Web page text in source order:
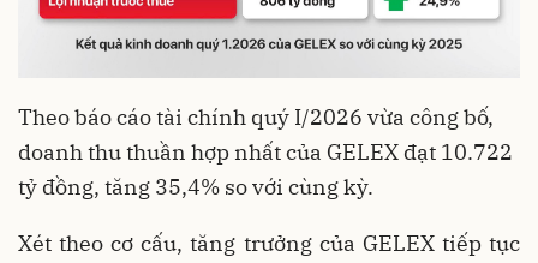
Theo báo cáo tài chính quý I/2026 vừa công bố,
doanh thu thuần hợp nhất của GELEX đạt 10.722
tỷ đồng, tăng 35,4% so với cùng kỳ.
Xét theo cơ cấu, tăng trưởng của GELEX tiếp tục